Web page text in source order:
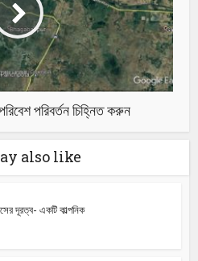
পরিবর্তন চিহ্নিত করুন
also like
দূরত্ব- একটি কাল্পনিক